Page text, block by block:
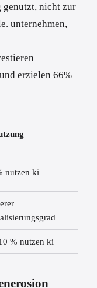
nicht zur
unternehmen,
erzielen 66%
nutzen ki
% nutzen ki